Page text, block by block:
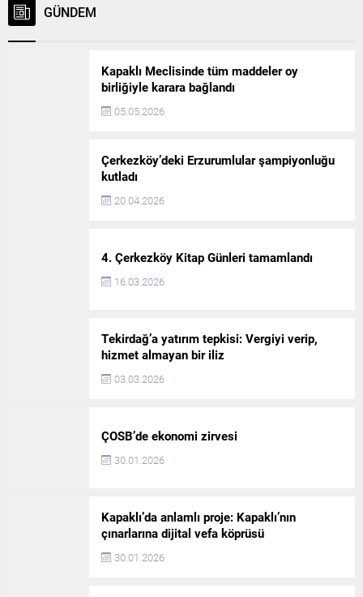
yapılması planlanan 37.
Olağan Kurultayı’nı
ertelemek zorunda kalan
CHP; yeni tarih olarak...
katılım ile gerçekleştirdi.
Kongreye Tekirdağ
Büyükşehir Belediye
Başkanı...
GÜNDEM
Kapaklı Meclisinde tüm maddeler oy
birliğiyle karara bağlandı
05.05.2026
Çerkezköy’deki Erzurumlular şampiyonluğu
kutladı
20.04.2026
4. Çerkezköy Kitap Günleri tamamlandı
16.03.2026
Tekirdağ’a yatırım tepkisi: Vergiyi verip,
hizmet almayan bir iliz
03.03.2026
ÇOSB’de ekonomi zirvesi
30.01.2026
Kapaklı’da anlamlı proje: Kapaklı’nın
çınarlarına dijital vefa köprüsü
30.01.2026